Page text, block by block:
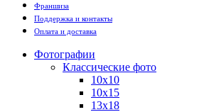
Франшиза
Поддержка и контакты
Оплата и доставка
Фотографии
Классические фото
10х10
10х15
13х18